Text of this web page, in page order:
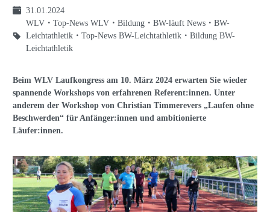
31.01.2024
WLV
Top-News WLV Bildung BW-läuft News
BW-
Leichtathletik
Top-News BW-Leichtathletik
Bildung BW-
Leichtathletik
Beim WLV Laufkongress am 10. März 2024 erwarten Sie wieder
spannende Workshops von erfahrenen Referent:innen. Unter
anderem der Workshop von Christian Timmerevers „Laufen ohne
Beschwerden“ für Anfänger:innen und ambitionierte
Läufer:innen.